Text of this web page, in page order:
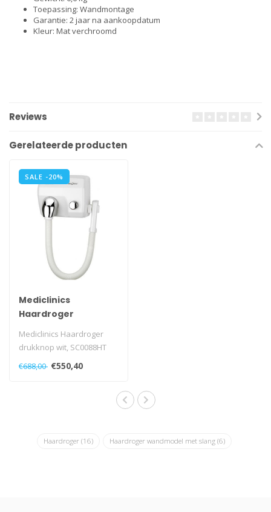
Toepassing: Wandmontage
Garantie: 2 jaar na aankoopdatum
Kleur: Mat verchroomd
Reviews
Gerelateerde producten
SALE -20%
Mediclinics
Haardroger
slang
Mediclinics Haardroger
drukknop wit, SC0088HT
€688,00 €550,40
Haardroger (16) Haardroger wandmodel met slang (6)